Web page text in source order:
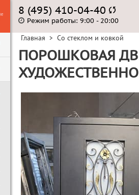
8 (495) 410-04-40
Режим работы: 9:00 - 20:00
Главная > Со стеклом и ковкой
ПОРОШКОВАЯ